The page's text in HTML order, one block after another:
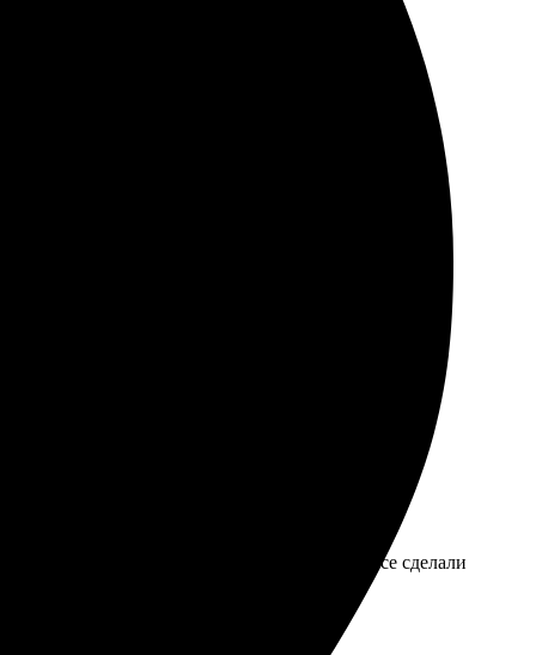
фото превзошло мои ожидания. Они яркие и
Картон крепкий, цвета яркие. Сделали всё
в материалах нет, выбор впечатляет. Все сделали